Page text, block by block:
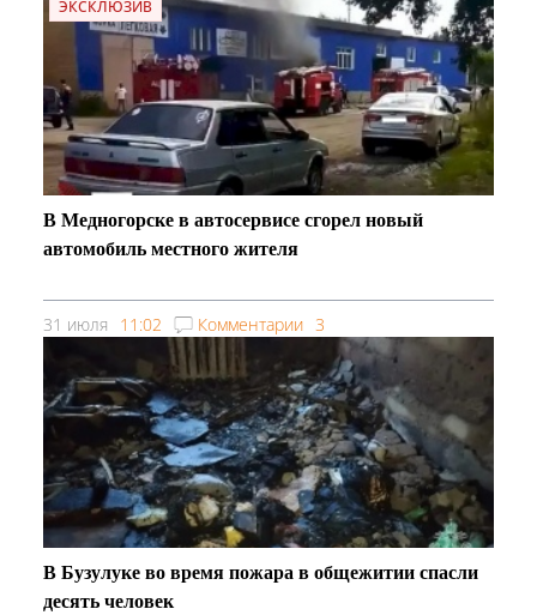
ЭКСКЛЮЗИВ
В Медногорске в автосервисе сгорел новый
автомобиль местного жителя
31 июля 11:02 Комментарии 3
В Бузулуке во время пожара в общежитии спасли
десять человек